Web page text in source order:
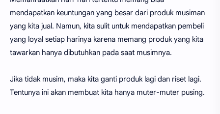
mendapatkan keuntungan yang besar dari produk musiman
yang kita jual. Namun, kita sulit untuk mendapatkan pembeli
yang loyal setiap harinya karena memang produk yang kita
tawarkan hanya dibutuhkan pada saat musimnya.
Jika tidak musim, maka kita ganti produk lagi dan riset lagi.
Tentunya ini akan membuat kita hanya muter-muter pusing.